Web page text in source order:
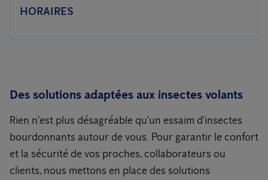
HORAIRES
Des solutions adaptées aux insectes volants
Rien n'est plus désagréable qu'un essaim d'insectes
bourdonnants autour de vous. Pour garantir le confort
et la sécurité de vos proches, collaborateurs ou
clients, nous mettons en place des solutions